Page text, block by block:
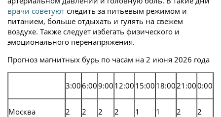
врачи советуют следить за питьевым режимом и
питанием, больше отдыхать и гулять на свежем
воздухе. Также следует избегать физического и
эмоционального перенапряжения.
Прогноз магнитных бурь по часам на 2 июня 2026 года
3:006:009:00 12:00 15:00 18:0021:000:00
Москва 2 2 2 2 1 1 2 2